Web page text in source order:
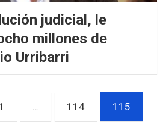
judicial, le
millones de
Urribarri
1 … 114 115